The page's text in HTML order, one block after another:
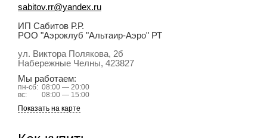
sabitov.rr@yandex.ru
ИП Сабитов Р.Р.
РОО "Аэроклуб "Альтаир-Аэро" РТ
ул. Виктора Полякова, 2б
Набережные Челны, 423827
Мы работаем:
пн-сб: 08:00 — 20:00
вс:
08:00 — 15:00
Показать на карте